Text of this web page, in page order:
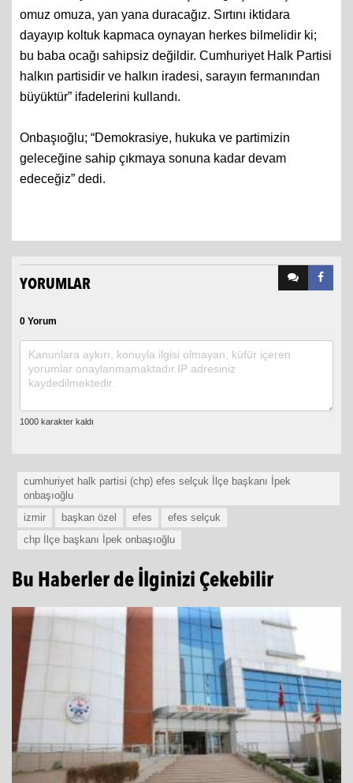
“Partimize yönelik her türlü kuşatma girişimi karşısında,
omuz omuza, yan yana duracağız. Sırtını iktidara
dayayıp koltuk kapmaca oynayan herkes bilmelidir ki;
bu baba ocağı sahipsiz değildir. Cumhuriyet Halk Partisi
halkın partisidir ve halkın iradesi, sarayın fermanından
Onbaşıoğlu; “Demokrasiye, hukuka ve partimizin
geleceğine sahip çıkmaya sonuna kadar devam
0 Yorum
cumhuriyet halk partisi (chp) efes selçuk İlçe başkanı İpek
onbaşıoğlu
izmir
başkan özel efes
efes selçuk